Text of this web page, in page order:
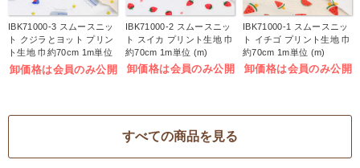
IBK71000-3 スムースニッ
ト クジラとヨット プリン
ト生地 巾約70cm 1m単位
(m)
卸価格は会員のみ公開
IBK71000-2 スムースニッ
ト スイカ プリント生地 巾
約70cm 1m単位 (m)
卸価格は会員のみ公開
IBK71000-1 スムースニッ
ト イチゴ プリント生地 巾
約70cm 1m単位 (m)
卸価格は会員のみ公開
すべての商品を見る